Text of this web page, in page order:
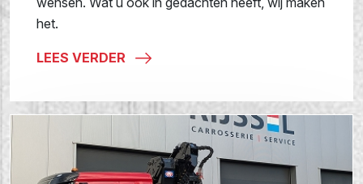
het.
LEES VERDER